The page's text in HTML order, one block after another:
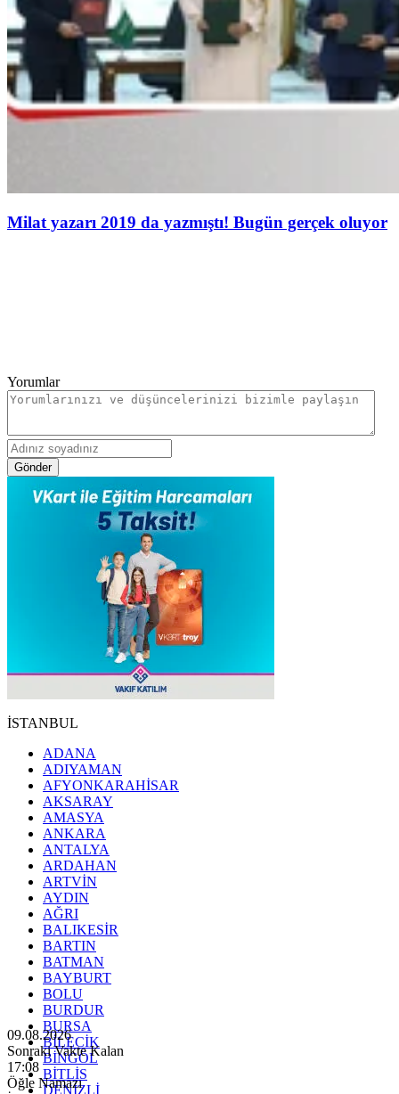
Milat yazarı 2019 da yazmıştı! Bugün gerçek oluyor
Yorumlar
Gönder
İSTANBUL
ADANA
ADIYAMAN
AFYONKARAHİSAR
AKSARAY
AMASYA
ANKARA
ANTALYA
ARDAHAN
ARTVİN
AYDIN
AĞRI
BALIKESİR
BARTIN
BATMAN
BAYBURT
BOLU
BURDUR
BURSA
BİLECİK
BİNGÖL
BİTLİS
DENİZLİ
09.08.2026
Sonraki Vakte Kalan
17:06
Öğle Namazı